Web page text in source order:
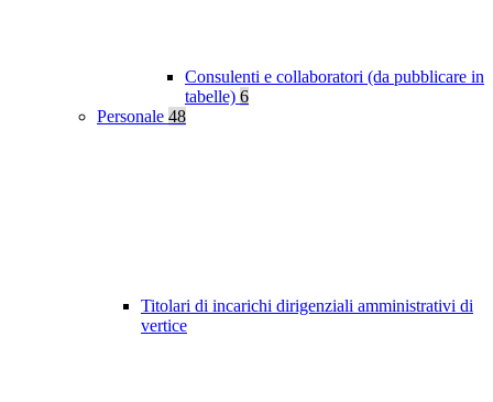
Consulenti e collaboratori (da pubblicare in
tabelle) 6
Personale 48
Titolari di incarichi dirigenziali amministrativi di
vertice